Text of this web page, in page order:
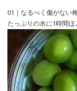
01｜なるべく傷がない
たっぷりの水に1時間ほ